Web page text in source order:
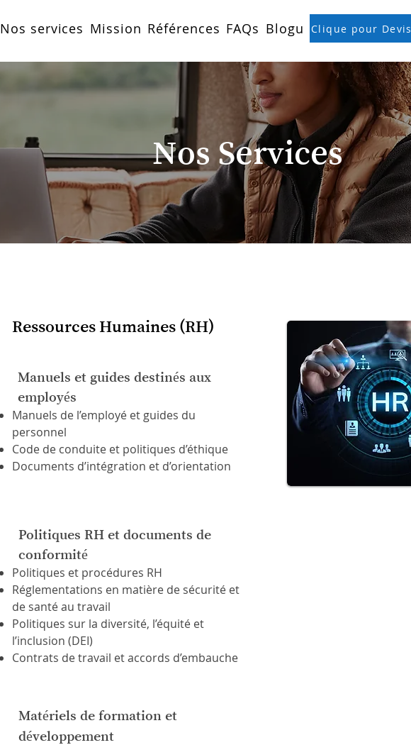
Nos services Mission Références FAQs BlogueClique pour Devis
Nos Services
Ressources Humaines (RH)
Manuels et guides destinés aux
employés
Manuels de l’employé et guides du
personnel
Code de conduite et politiques d’éthique
Documents d’intégration et d’orientation
Politiques RH et documents de
conformité
Politiques et procédures RH
Réglementations en matière de sécurité et
de santé au travail
Politiques sur la diversité, l’équité et
l’inclusion (DEI)
Contrats de travail et accords d’embauche
Matériels de formation et
développement